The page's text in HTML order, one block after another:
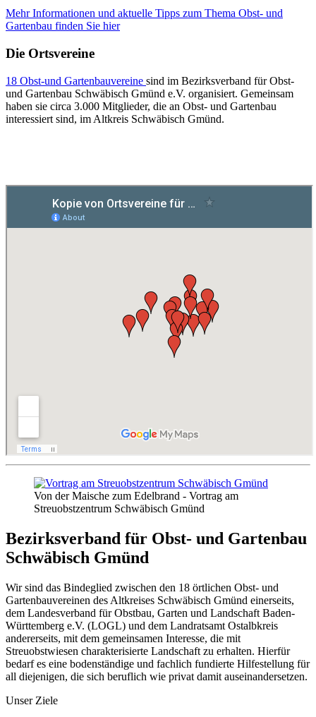
Mehr Informationen und aktuelle Tipps zum Thema Obst- und
Gartenbau finden Sie hier
Die Ortsvereine
18 Obst-und Gartenbauvereine sind im Bezirksverband für Obst-
und Gartenbau Schwäbisch Gmünd e.V. organisiert. Gemeinsam
haben sie circa 3.000 Mitglieder, die an Obst- und Gartenbau
interessiert sind, im Altkreis Schwäbisch Gmünd.
Von der Maische zum Edelbrand - Vortrag am
Streuobstzentrum Schwäbisch Gmünd
Bezirksverband für Obst- und Gartenbau
Schwäbisch Gmünd
Wir sind das Bindeglied zwischen den 18 örtlichen Obst- und
Gartenbauvereinen des Altkreises Schwäbisch Gmünd einerseits,
dem Landesverband für Obstbau, Garten und Landschaft Baden-
Württemberg e.V. (LOGL) und dem Landratsamt Ostalbkreis
andererseits, mit dem gemeinsamen Interesse, die mit
Streuobstwiesen charakterisierte Landschaft zu erhalten. Hierfür
bedarf es eine bodenständige und fachlich fundierte Hilfestellung für
all diejenigen, die sich beruflich wie privat damit auseinandersetzen.
Unser Ziele